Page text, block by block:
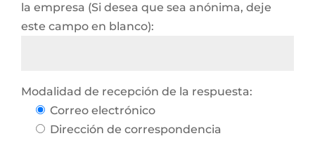
la empresa (Si desea que sea anónima, deje
este campo en blanco):
Modalidad de recepción de la respuesta:
Correo electrónico
Dirección de correspondencia